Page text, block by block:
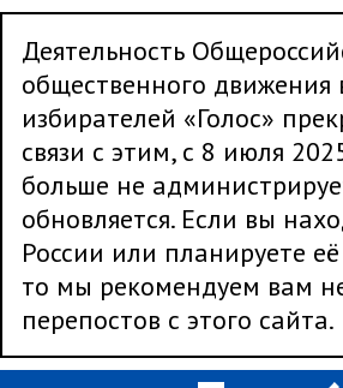
Деятельность
общественного движения
избирателей «Голос»
связи с этим, с 8 июля
больше не
обновляется. Если вы
России или планируете
то мы рекомендуем вам
перепостов с этого сайта.